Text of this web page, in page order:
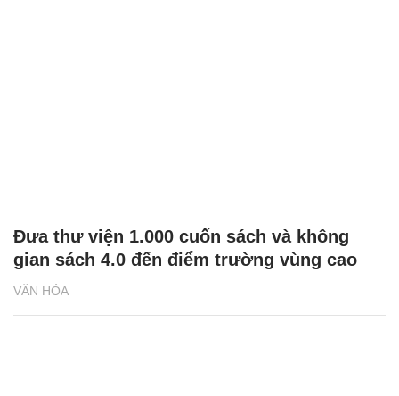
VĂN HÓA
Đưa thư viện 1.000 cuốn sách và không
gian sách 4.0 đến điểm trường vùng cao